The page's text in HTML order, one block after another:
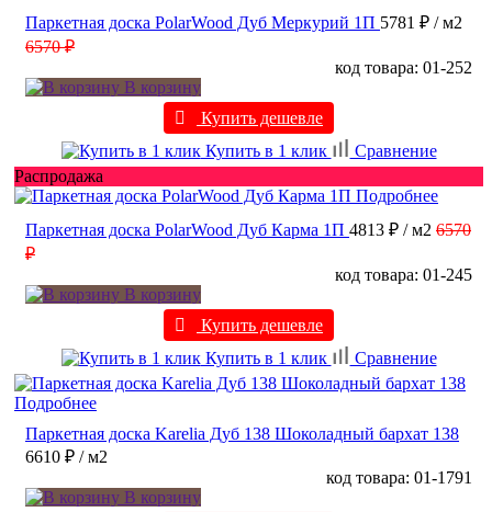
Паркетная доска PolarWood Дуб Меркурий 1П 5781 ₽ / м2
6570 ₽
код товара: 01-252
В корзину
Купить дешевле
Купить в 1 клик
Сравнение
Распродажа
Подробнее
Паркетная доска PolarWood Дуб Карма 1П 4813 ₽ / м2 6570
₽
код товара: 01-245
В корзину
Купить дешевле
Купить в 1 клик
Сравнение
Подробнее
Паркетная доска Karelia Дуб 138 Шоколадный бархат 138
6610 ₽ / м2
код товара: 01-1791
В корзину